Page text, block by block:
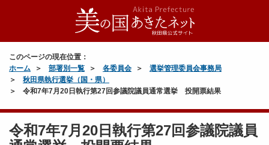
このページの現在位置：
ホーム
部署別一覧 各委員会
選挙管理委員会事務局
秋田県執行選挙（国・県）
令和7年7月20日執行第27回参議院議員通常選挙 投開票結果
令和7年7月20日執行第27回参議院議員